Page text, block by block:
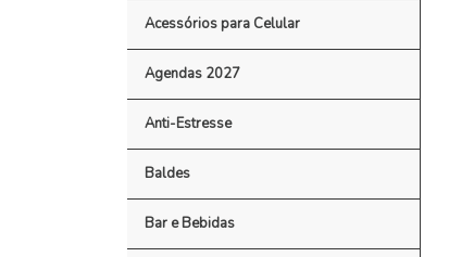
Acessórios para Celular
Agendas 2027
Anti-Estresse
Baldes
Bar e Bebidas